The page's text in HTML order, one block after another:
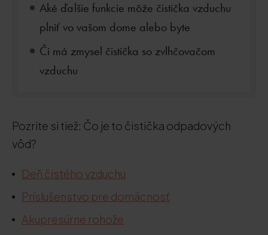
Aké ďalšie funkcie môže čistička vzduchu
plniť vo vašom dome alebo byte
Či má zmysel čistička so zvlhčovačom
vzduchu
Pozrite si tiež: Čo je to čistička odpadových
vôd?
Deň čistého vzduchu
Príslušenstvo pre domácnosť
Akupresúrne rohože